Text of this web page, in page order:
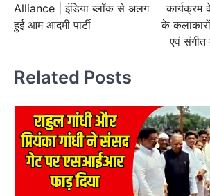
Alliance | इंडिया ब्लॉक से अलग
हुई आम आदमी पार्टी
कार्यक्रम
के
एवं संगीत
Related Posts